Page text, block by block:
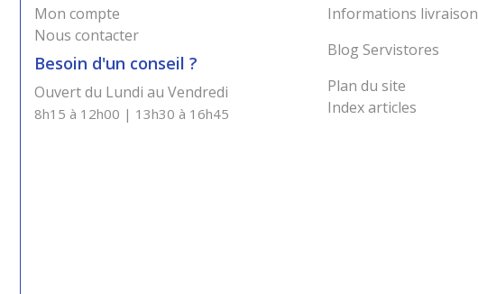
Mon compte
Nous contacter
Besoin d'un conseil ?
Ouvert du Lundi au Vendredi
8h15 à 12h00 | 13h30 à 16h45
Informations livraison
Blog Servistores
Plan du site
Index articles